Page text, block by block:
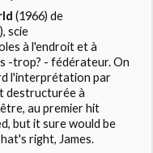
(1966) de
scie
à l'endroit et à
-trop? - fédérateur. On
l'interprétation par
destructurée à
au premier hit
but it sure would be
right, James.